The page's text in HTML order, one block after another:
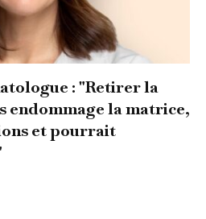
: "Retirer la
endommage la matrice,
et pourrait